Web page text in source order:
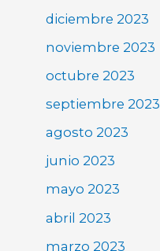
diciembre 2023
noviembre 2023
octubre 2023
septiembre 2023
agosto 2023
junio 2023
mayo 2023
abril 2023
marzo 2023